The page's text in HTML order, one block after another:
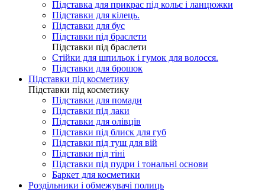
Підставка для прикрас під кольє і ланцюжки
Підставки для кілець.
Підставки для бус
Підставки під браслети
Підставки під браслети
Стійки для шпильок і гумок для волосся.
Підставки для брошок
Підставки під косметику
Підставки під косметику
Підставки для помади
Підставки під лаки
Підставки для олівців
Підставки під блиск для губ
Підставки під туш для вій
Підставки під тіні
Підставки під пудри і тональні основи
Баркет для косметики
Роздільники і обмежувачі полиць